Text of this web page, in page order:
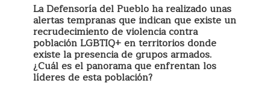
La Defensoría del Pueblo ha realizado unas
alertas tempranas que indican que existe un
recrudecimiento de violencia contra
población LGBTIQ+ en territorios donde
existe la presencia de grupos armados.
¿Cuál es el panorama que enfrentan los
líderes de esta población?